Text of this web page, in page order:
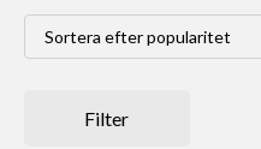
Filter